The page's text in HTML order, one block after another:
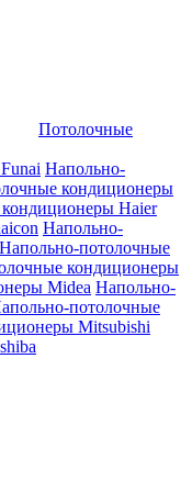
Потолочные
Напольно-
кондиционеры
Haier
Напольно-
Напольно-потолочные
кондиционеры
Midea Напольно-
потолочные
Mitsubishi